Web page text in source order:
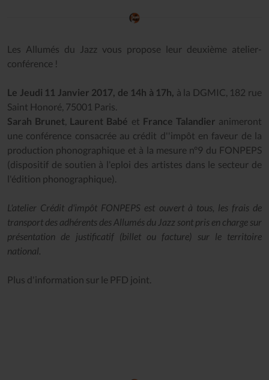
Les Allumés du Jazz vous propose leur deuxième atelier-
conférence !
Le Jeudi 11 Janvier 2017, de 14h à 17h, à la DGMIC, 182 rue
Saint Honoré, 75001 Paris.
Sarah Brunet, Laurent Babé et France Talandier animeront
une conférence consacrée au crédit d''impôt en faveur de la
production phonographique et à la mesure n°9 du FONPEPS
(dispositif de soutien à l'eploi des artistes dans le secteur de
l'édition phonographique).
L'atelier Crédit d'impôt FONPEPS est ouvert à tous, les frais de
transport des adhérents des Allumés du Jazz sont pris en charge sur
présentation de justificatif (billet ou facture) sur le territoire
national.
Plus d'information sur le PFD joint.